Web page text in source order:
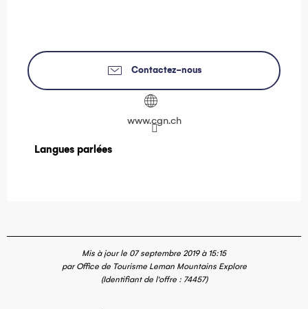
Contactez-nous
www.cgn.ch
Langues parlées
Langues parlées
Mis à jour le 07 septembre 2019 à 15:15
par Office de Tourisme Leman Mountains Explore
(Identifiant de l'offre : 74457)